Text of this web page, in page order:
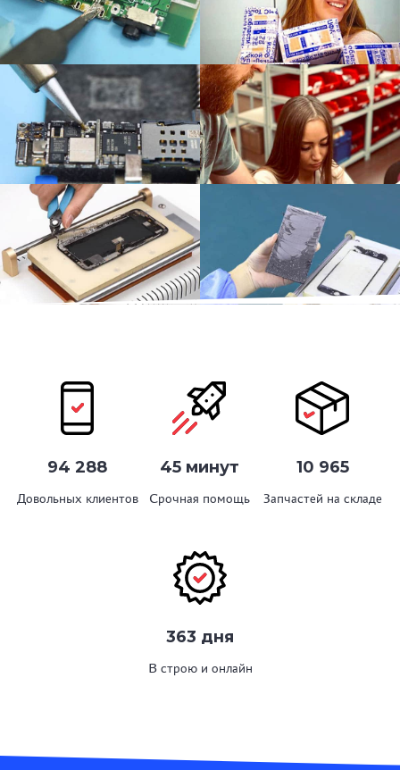
94 288
Довольных клиентов
45 минут
Срочная помощь
10 965
Запчастей на складе
363 дня
В строю и онлайн